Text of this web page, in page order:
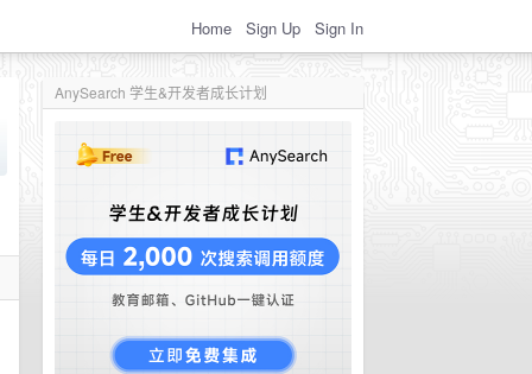
Home Sign Up Sign In
AnySearch 学生&开发者成长计划